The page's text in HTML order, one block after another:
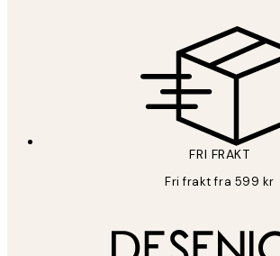
FRI FRAKT
Fri frakt fra 599 kr